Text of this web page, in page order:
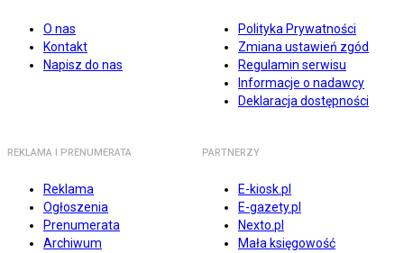
O nas
Kontakt
Napisz do nas
Polityka Prywatności
Zmiana ustawień zgód
Regulamin serwisu
Informacje o nadawcy
Deklaracja dostępności
REKLAMA I PRENUMERATA
Reklama
Ogłoszenia
Prenumerata
Archiwum
PARTNERZY
E-kiosk.pl
E-gazety.pl
Nexto.pl
Mała księgowość